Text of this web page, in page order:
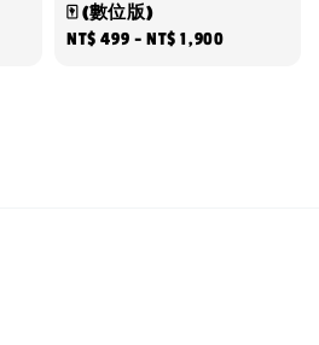
🀄 (數位版)
Regular
NT$ 499 -NT$ 1,900